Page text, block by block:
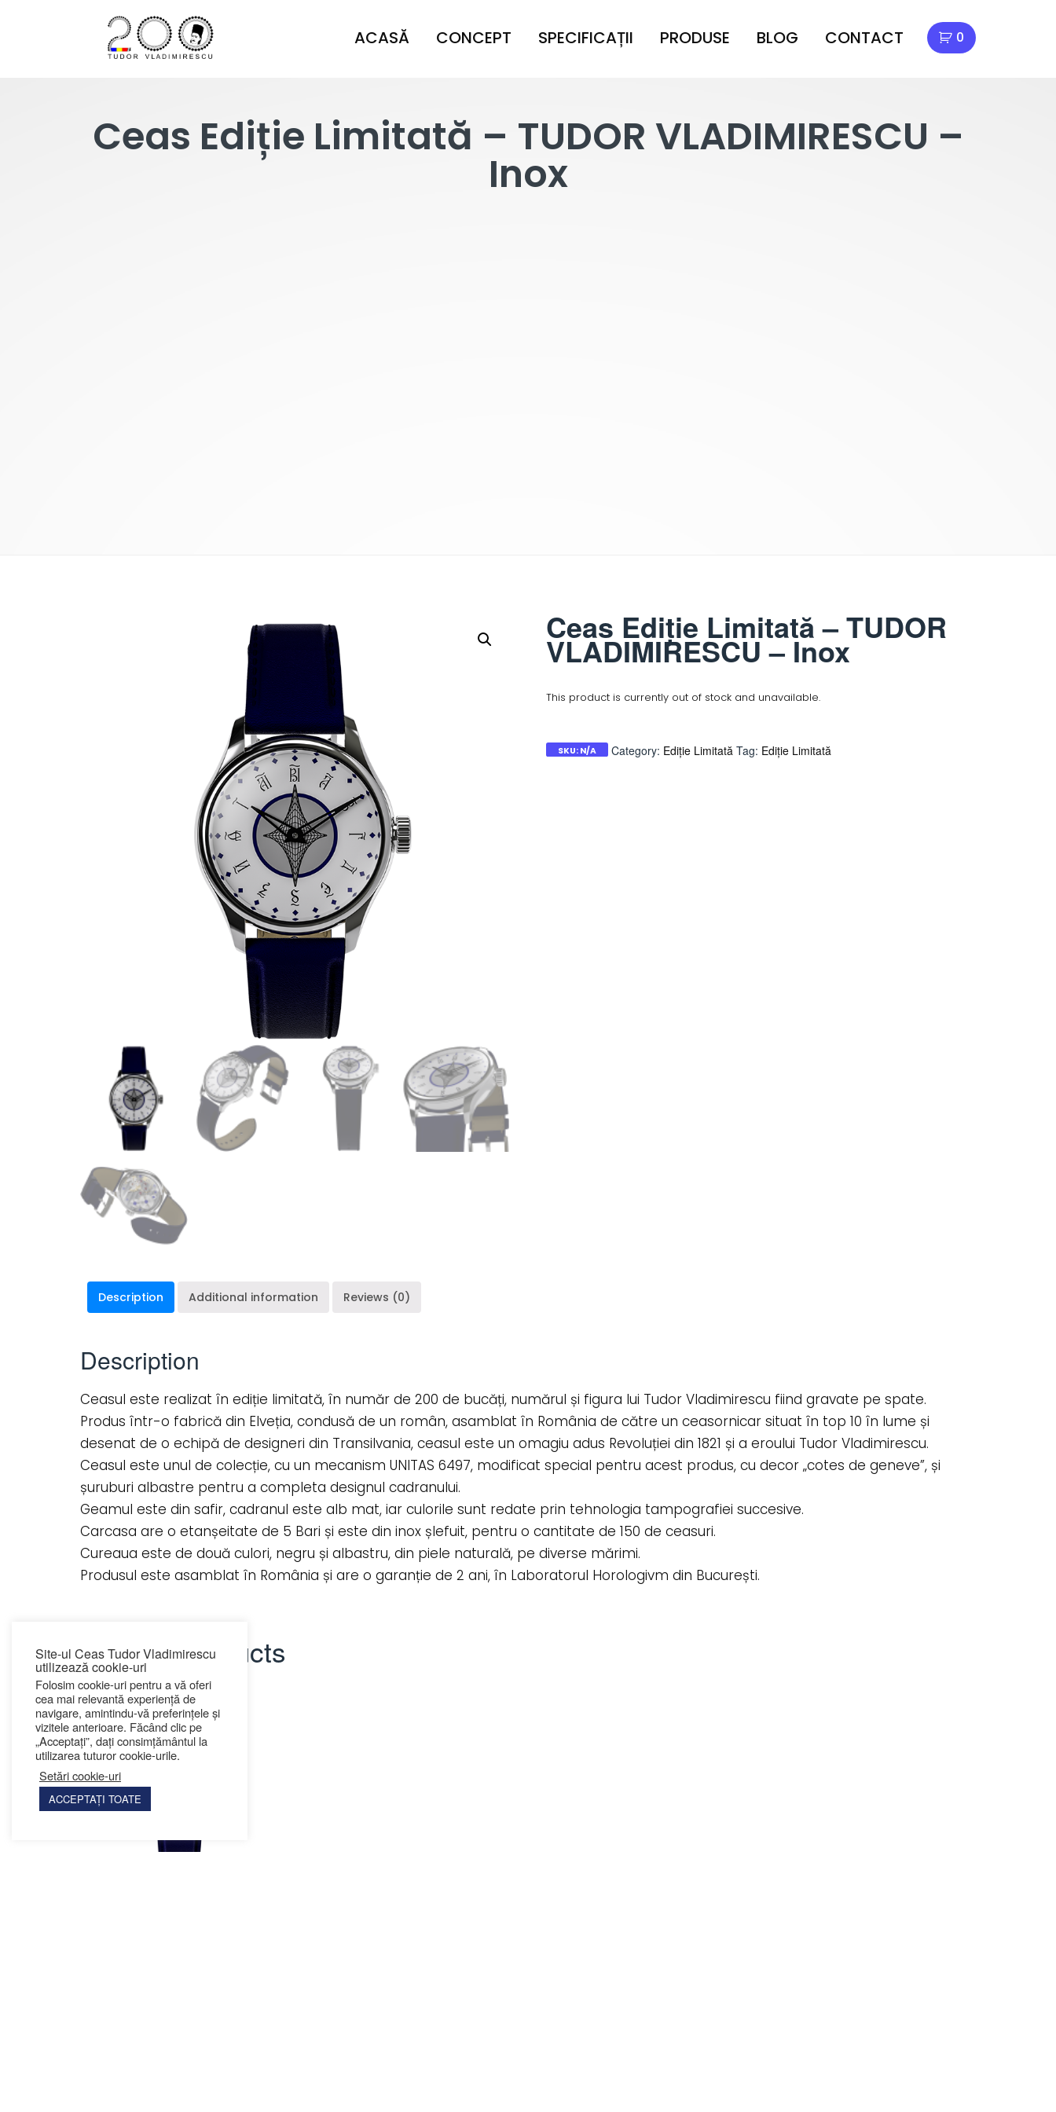
0
ACASĂ CONCEPT SPECIFICAȚII PRODUSE BLOG CONTACT
Ceas Ediție Limitată – TUDOR VLADIMIRESCU –
Inox
Ceas Ediție Limitată – TUDOR
VLADIMIRESCU – Inox
This product is currently out of stock and unavailable.
SKU: N/A Category: Ediție Limitată Tag: Ediție Limitată
Description Additional information Reviews (0)
Description
Ceasul este realizat în ediție limitată, în număr de 200 de bucăți, numărul și figura lui Tudor Vladimirescu fiind gravate pe spate.
Produs într-o fabrică din Elveția, condusă de un român, asamblat în România de către un ceasornicar situat în top 10 în lume și
desenat de o echipă de designeri din Transilvania, ceasul este un omagiu adus Revoluției din 1821 și a eroului Tudor Vladimirescu.
Ceasul este unul de colecție, cu un mecanism UNITAS 6497, modificat special pentru acest produs, cu decor „cotes de geneve”, și
șuruburi albastre pentru a completa designul cadranului.
Geamul este din safir, cadranul este alb mat, iar culorile sunt redate prin tehnologia tampografiei succesive.
Carcasa are o etanșeitate de 5 Bari și este din inox șlefuit, pentru o cantitate de 150 de ceasuri.
Cureaua este de două culori, negru și albastru, din piele naturală, pe diverse mărimi.
Produsul este asamblat în România și are o garanție de 2 ani, în Laboratorul Horologivm din București.
Related products
Site-ul Ceas Tudor Vladimirescu
utilizează cookie-uri
Folosim cookie-uri pentru a vă oferi
cea mai relevantă experiență de
navigare, amintindu-vă preferințele și
vizitele anterioare. Făcând clic pe
„Acceptați”, dați consimțământul la
utilizarea tuturor cookie-urile.
Setări cookie-uri
ACCEPTAȚI TOATE